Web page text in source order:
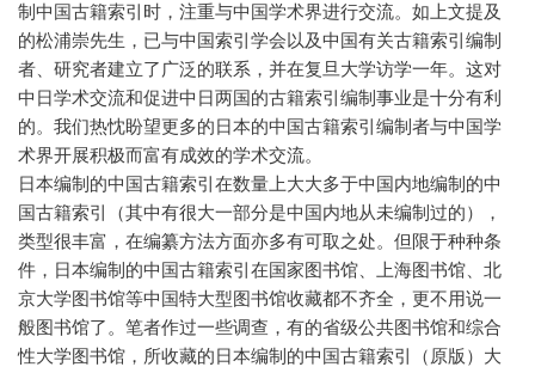
制中国古籍索引时，注重与中国学术界进行交流。如上文提及
的松浦崇先生，已与中国索引学会以及中国有关古籍索引编制
者、研究者建立了广泛的联系，并在复旦大学访学一年。这对
中日学术交流和促进中日两国的古籍索引编制事业是十分有利
的。我们热忱盼望更多的日本的中国古籍索引编制者与中国学
术界开展积极而富有成效的学术交流。
日本编制的中国古籍索引在数量上大大多于中国内地编制的中
国古籍索引（其中有很大一部分是中国内地从未编制过的），
类型很丰富，在编纂方法方面亦多有可取之处。但限于种种条
件，日本编制的中国古籍索引在国家图书馆、上海图书馆、北
京大学图书馆等中国特大型图书馆收藏都不齐全，更不用说一
般图书馆了。笔者作过一些调查，有的省级公共图书馆和综合
性大学图书馆，所收藏的日本编制的中国古籍索引（原版）大